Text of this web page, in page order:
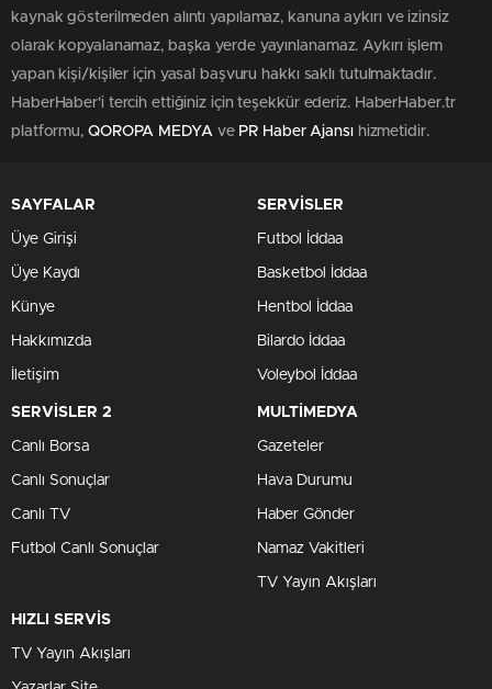
kaynak gösterilmeden alıntı yapılamaz, kanuna aykırı ve izinsiz
olarak kopyalanamaz, başka yerde yayınlanamaz. Aykırı işlem
yapan kişi/kişiler için yasal başvuru hakkı saklı tutulmaktadır.
HaberHaber'i tercih ettiğiniz için teşekkür ederiz. HaberHaber.tr
platformu, QOROPA MEDYAve PR Haber Ajansıhizmetidir.
SAYFALAR
Üye Girişi
Üye Kaydı
Künye
Hakkımızda
İletişim
SERVİSLER
Futbol İddaa
Basketbol İddaa
Hentbol İddaa
Bilardo İddaa
Voleybol İddaa
SERVİSLER 2
Canlı Borsa
Canlı Sonuçlar
Canlı TV
Futbol Canlı Sonuçlar
MULTİMEDYA
Gazeteler
Hava Durumu
Haber Gönder
Namaz Vakitleri
TV Yayın Akışları
HIZLI SERVİS
TV Yayın Akışları